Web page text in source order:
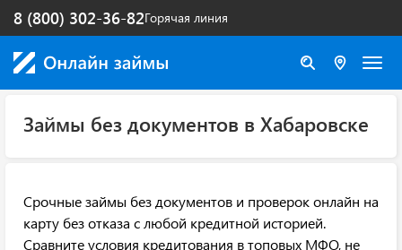
Горячая линия
8 (800) 302-36-82
Займы без документов в Хабаровске
Срочные займы без документов и проверок онлайн на
карту без отказа с любой кредитной историей.
Сравните условия кредитования в топовых МФО, не